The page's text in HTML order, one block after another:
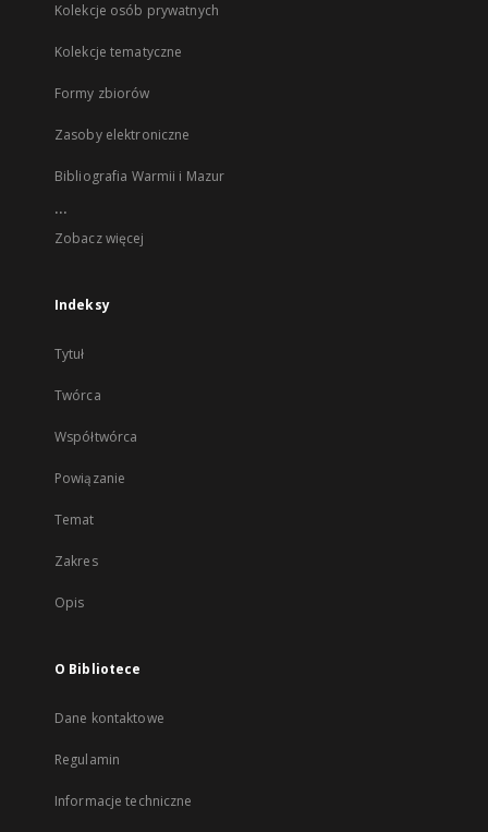
Kolekcje osób prywatnych
Kolekcje tematyczne
Formy zbiorów
Zasoby elektroniczne
Bibliografia Warmii i Mazur
...
Zobacz więcej
Indeksy
Tytuł
Twórca
Współtwórca
Powiązanie
Temat
Zakres
Opis
O Bibliotece
Dane kontaktowe
Regulamin
Informacje techniczne